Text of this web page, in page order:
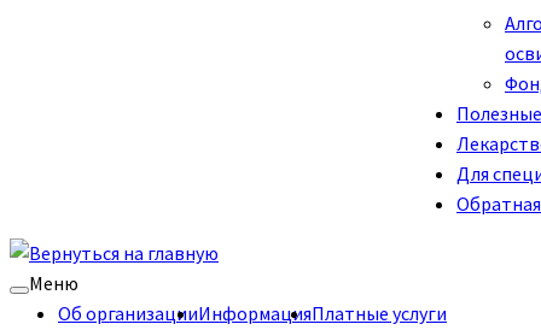
Для
Меню
Об организацииИнформацияПлатные услуги